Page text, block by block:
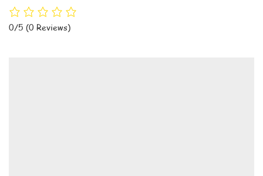
0/5 (0 Reviews)